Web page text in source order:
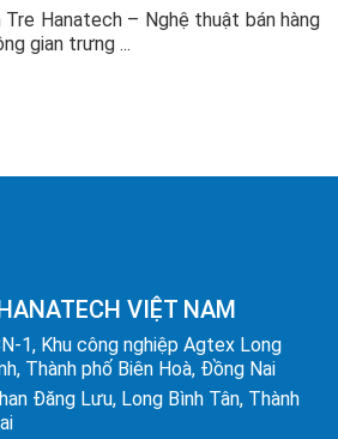
Hanatech – Nghệ thuật bán hàng
gian trưng ...
VIỆT NAM
1, Khu công nghiệp Agtex Long
Thành phố Biên Hoà, Đồng Nai
Đăng Lưu, Long Bình Tân, Thành